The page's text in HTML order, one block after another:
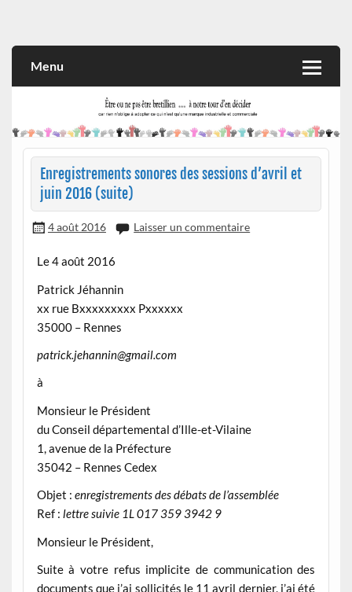
et commerciale
Menu
Enregistrements sonores des sessions d’avril et
juin 2016 (suite)
4 août 2016 Laisser un commentaire
Le 4 août 2016
Patrick Jéhannin
xx rue Bxxxxxxxxx Pxxxxxx
35000 – Rennes
patrick.jehannin@gmail.com
à
Monsieur le Président
du Conseil départemental d’Ille-et-Vilaine
1, avenue de la Préfecture
35042 – Rennes Cedex
Objet : enregistrements des débats de l’assemblée
Ref : lettre suivie 1L 017 359 3942 9
Monsieur le Président,
Suite à votre refus implicite de communication des
documents que j’ai sollicités le 11 avril dernier, j’ai été